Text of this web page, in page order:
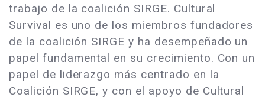
trabajo de la coalición SIRGE. Cultural
Survival es uno de los miembros fundadores
de la coalición SIRGE y ha desempeñado un
papel fundamental en su crecimiento. Con un
papel de liderazgo más centrado en la
Coalición SIRGE, y con el apoyo de Cultural